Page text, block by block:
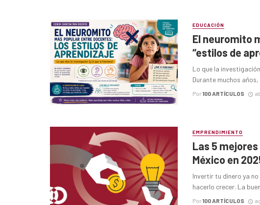
EDUCACIÓN
El neuromito
“estilos de
Lo que la
Durante muchos
Por100 ARTÍCULOS
EMPRENDIMIENTO
Las 5
México en
Invertir tu dinero ya
hacerlo crecer. La
Por100 ARTÍCULOS